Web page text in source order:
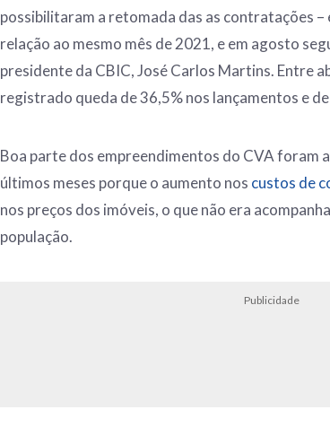
possibilitaram a retomada das as contratações –
relação ao mesmo mês de 2021, e em agosto
presidente da CBIC, José Carlos Martins. Entre
registrado queda de 36,5% nos lançamentos e
Boa parte dos empreendimentos do CVA foram
últimos meses porque o aumento nos custos de
nos preços dos imóveis, o que não era
população.
Publicidade